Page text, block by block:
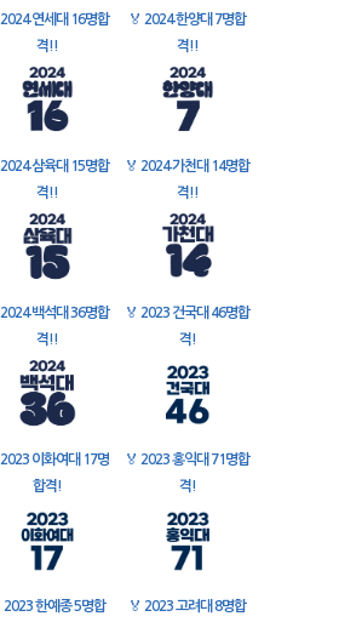
2024 연세대 16명합
격!!
🏅 2024 한양대 7명합
격!!
2024 삼육대 15명합
격!!
🏅 2024 가천대 14명합
격!!
2024 백석대 36명합
격!!
🏅 2023 건국대 46명합
격!
2023 이화여대 17명
합격!
🏅 2023 홍익대 71명합
격!
2023 한예종 5명합
🏅 2023 고려대 8명합